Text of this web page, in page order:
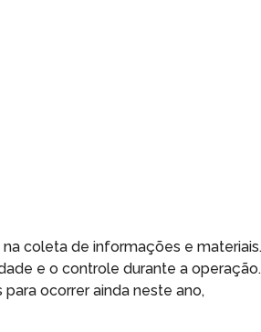
coleta de informações e
e o controle durante a operação.
ocorrer ainda neste ano,